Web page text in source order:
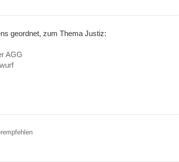
geordnet, zum Thema Justiz:
AGG